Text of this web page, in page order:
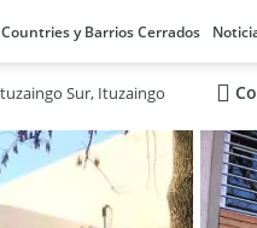
Countries y Barrios Cerrados
Sur, Ituzaingo